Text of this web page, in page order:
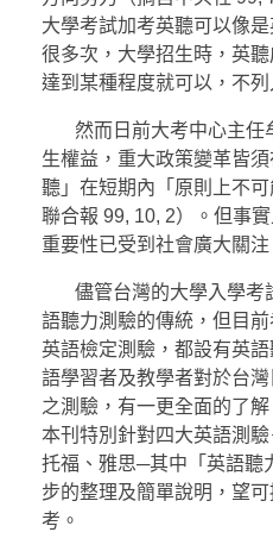
大學考試加考英聽可以像
很多次，大學招生時，英
達到某種程度就可以，不
然而日前大考中心主任
生權益，重大政策變革皆
聽」在短期內「原則上不
聯合報 99, 10, 2）。但事
重要性已受到社會廣大關注
儘管台灣的大學入學考
語聽力測驗的傳統，但目
英語檢定測驗，都設有英
語學習者及教學者對於台
之測驗，有一更全面的了
本刊特別針對四大英語測
托福、雅思─其中「英語聽
步的整理及簡單說明，望
考。